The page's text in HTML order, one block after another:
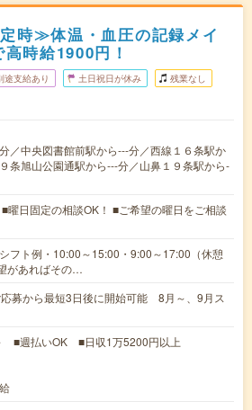
時≫体温・血圧の記録メイ
時給1900円！
途支給あり 土日祝日が休み 残業なし
／中央図書館前駅から---分／西線１６条駅か
条旭山公園通駅から---分／山鼻１９条駅から-
曜日固定の相談OK！ ■ご希望の曜日をご相談
フト例・10:00～15:00・9:00～17:00（休憩
があればその…
募から最短3日後に開始可能 8月～、9月ス
■週払いOK ■日収1万5200円以上